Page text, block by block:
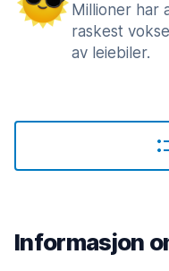
Millioner har
raskest
av leiebiler.
Informasjon